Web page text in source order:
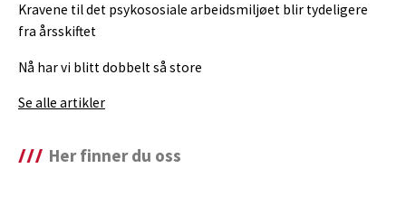
Kravene til det psykososiale arbeidsmiljøet blir tydeligere
fra årsskiftet
Nå har vi blitt dobbelt så store
Se alle artikler
Her finner du oss